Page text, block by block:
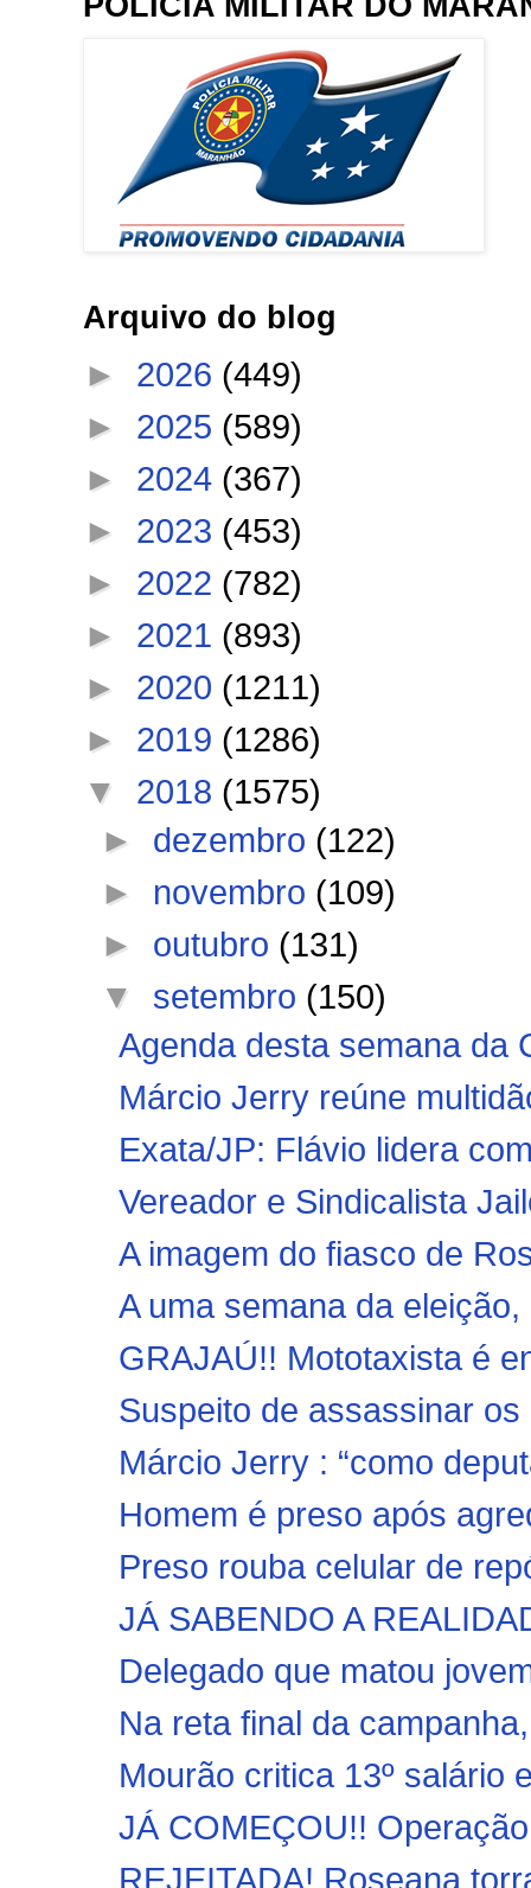
Arquivo do blog
► 2026 (449)
► 2025 (589)
► 2024 (367)
► 2023 (453)
► 2022 (782)
► 2021 (893)
► 2020 (1211)
► 2019 (1286)
▼ 2018 (1575)
► dezembro (122)
► novembro (109)
► outubro (131)
▼ setembro (150)
Agenda desta semana da
Márcio Jerry reúne
Exata/JP: Flávio lidera
Vereador e Sindicalista
A imagem do fiasco de
A uma semana da
GRAJAÚ!! Mototaxista é
Suspeito de assassinar
Márcio Jerry : “como
Homem é preso após
Preso rouba celular de
JÁ SABENDO A
Delegado que matou
Na reta final da
Mourão critica 13º salário
JÁ COMEÇOU!!
REJEITADA! Roseana